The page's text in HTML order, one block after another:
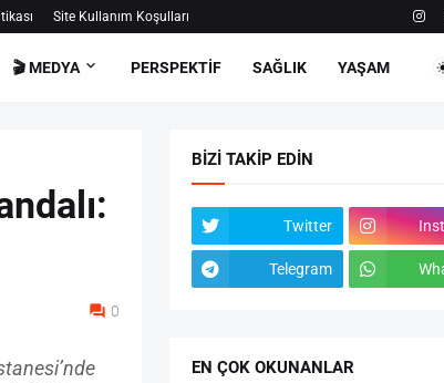
Site Kullanım Koşulları
🎬 MEDYA PERSPEKTİF SAĞLIK YAŞAM
0
BIZI TAKIP EDIN
Twitter
Telegram
EN ÇOK OKUNANLAR